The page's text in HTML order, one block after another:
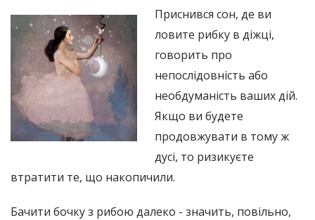
Приснився сон, де ви
ловите рибку в діжці,
говорить про
непослідовність або
необдуманість ваших дій.
Якщо ви будете
продовжувати в тому ж
дусі, то ризикуєте
втратити те, що накопичили.
Бачити бочку з рибою далеко - значить, повільно,